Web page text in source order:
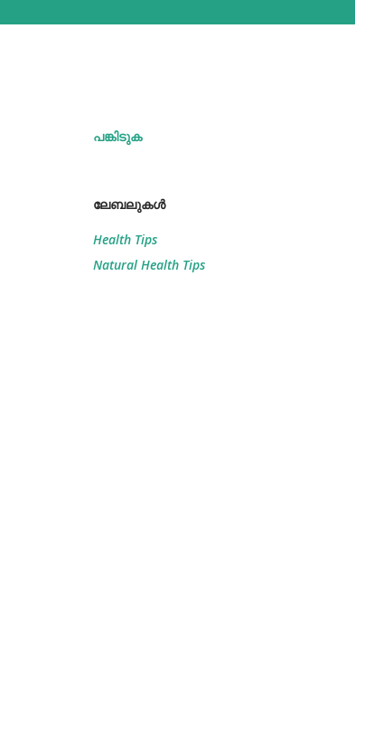
പങ്കിടുക
ലേബലുകള്‍
Health Tips
Natural Health Tips